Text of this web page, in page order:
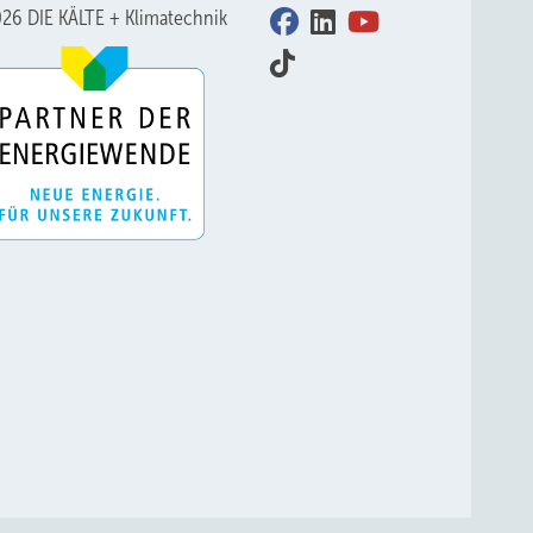
DIE KÄLTE + Klimatechnik